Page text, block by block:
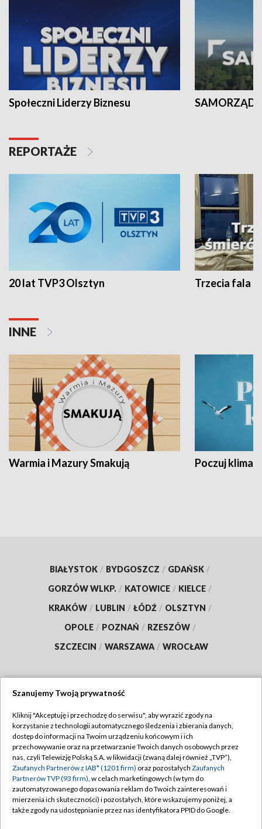
Społeczni Liderzy Biznesu SAMORZĄD
REPORTAŻE
20 lat TVP3 Olsztyn Trzecia fala -
INNE
Warmia i Mazury Smakują Poczuj klimat
BIAŁYSTOK / BYDGOSZCZ / GDAŃSK /
GORZÓW WLKP. / KATOWICE / KIELCE /
KRAKÓW / LUBLIN / ŁÓDŹ / OLSZTYN /
OPOLE / POZNAŃ / RZESZÓW /
SZCZECIN / WARSZAWA / WROCŁAW
TVP
Abonament TVP
Emisja w TVP
Centrum informacji TVP
Naziemna Telewizja Cyfrowa
Regulamin TVP
Polityka prywatności
Moje zgody
Pomoc
Szanujemy Twoją prywatność
Kliknij "Akceptuję i przechodzę do serwisu", aby wyrazić zgody na
korzystanie z technologii automatycznego śledzenia i zbierania danych,
dostęp do informacji na Twoim urządzeniu końcowym i ich
przechowywanie oraz na przetwarzanie Twoich danych osobowych przez
nas, czyli Telewizję Polską S.A. w likwidacji (zwaną dalej również „TVP”),
Zaufanych Partnerów z IAB* (1201 firm) oraz pozostałych Zaufanych
Partnerów TVP (93 firm), w celach marketingowych (w tym do
zautomatyzowanego dopasowania reklam do Twoich zainteresowań i
mierzenia ich skuteczności) i pozostałych, które wskazujemy poniżej, a
także zgody na udostępnianie przez nas identyfikatora PPID do Google.